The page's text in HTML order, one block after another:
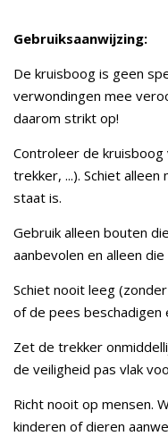
Gebruiksaanwijzing:
De kruisboog is geen
verwondingen mee
daarom strikt op!
Controleer de
trekker, ...). Schiet
staat is.
Gebruik alleen bouten
aanbevolen en alleen
Schiet nooit leeg
of de pees beschadigen
Zet de trekker
de veiligheid pas vlak
Richt nooit op mensen.
kinderen of dieren